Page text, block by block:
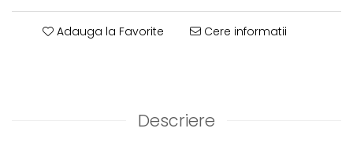
Adauga la Favorite Cere informatii
Descriere